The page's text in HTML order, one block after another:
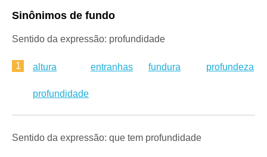
Sinônimos de fundo
Sentido da expressão: profundidade
1 altura entranhas fundura profundeza
profundidade
Sentido da expressão: que tem profundidade